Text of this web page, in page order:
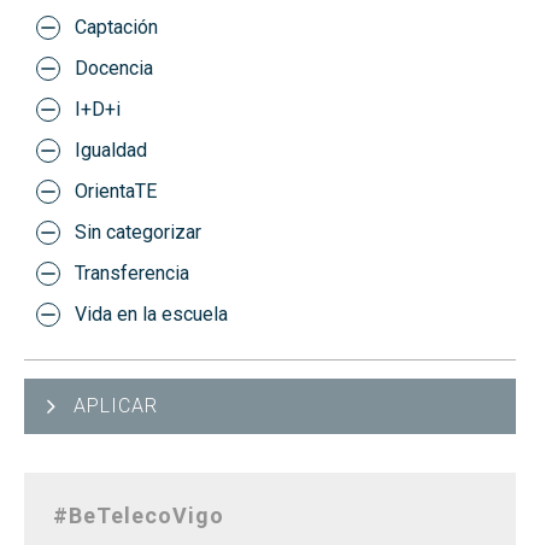
Captación
Docencia
I+D+i
Igualdad
OrientaTE
Sin categorizar
Transferencia
Vida en la escuela
APLICAR
#BeTelecoVigo